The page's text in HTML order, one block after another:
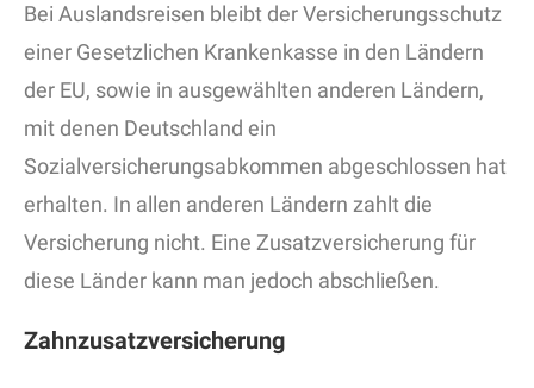
Bei Auslandsreisen bleibt der Versicherungsschutz
einer Gesetzlichen Krankenkasse in den Ländern
der EU, sowie in ausgewählten anderen Ländern,
mit denen Deutschland ein
Sozialversicherungsabkommen abgeschlossen hat
erhalten. In allen anderen Ländern zahlt die
Versicherung nicht. Eine Zusatzversicherung für
diese Länder kann man jedoch abschließen.
Zahnzusatzversicherung